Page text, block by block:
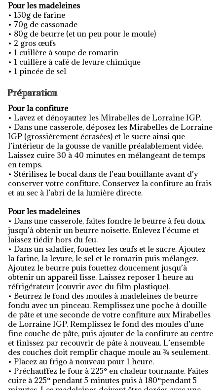
Pour les madeleines
• 150g de farine
• 70g de cassonade
• 80g de beurre (et un peu pour le moule)
• 2 gros œufs
• 1 cuillère à soupe de romarin
• 1 cuillère à café de levure chimique
• 1 pincée de sel
Préparation
Pour la confiture
• Lavez et dénoyautez les Mirabelles de Lorraine IGP.
• Dans une casserole, déposez les Mirabelles de Lorraine
IGP (grossièrement écrasées) et le sucre ainsi que
l’intérieur de la gousse de vanille préalablement vidée.
Laissez cuire 30 à 40 minutes en mélangeant de temps
en temps.
• Stérilisez le bocal dans de l’eau bouillante avant d’y
conserver votre confiture. Conservez la confiture au frais
et au sec à l’abri de la lumière directe.
Pour les madeleines
• Dans une casserole, faites fondre le beurre à feu doux
jusqu’à obtenir un beurre noisette. Enlevez l’écume et
laissez tiédir hors du feu.
• Dans un saladier, fouettez les œufs et le sucre. Ajoutez
la farine, la levure, le sel et le romarin puis mélangez.
Ajoutez le beurre puis fouettez doucement jusqu’à
obtenir un appareil lisse. Laissez reposer 1 heure au
réfrigérateur (couvrir avec du film plastique).
• Beurrez le fond des moules à madeleines de beurre
fondu avec un pinceau. Remplissez une poche à douille
de pâte et une seconde de votre confiture aux Mirabelles
de Lorraine IGP. Remplissez le fond des moules d’une
fine couche de pâte, puis ajouter de la confiture au centre
et finissez par recouvrir de pâte à nouveau. L’ensemble
des couches doit remplir chaque moule au ¾ seulement.
• Placez au frigo à nouveau pour 1 heure.
• Préchauffez le four à 225° en chaleur tournante. Faites
cuire à 225° pendant 5 minutes puis à 180°pendant 5